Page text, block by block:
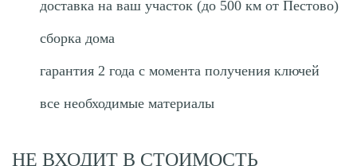
доставка на ваш участок (до 500 км от Пестово)
сборка дома
гарантия 2 года с момента получения ключей
все необходимые материалы
НЕ ВХОДИТ В СТОИМОСТЬ